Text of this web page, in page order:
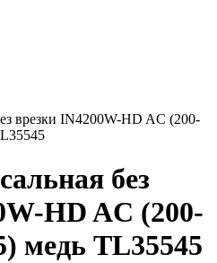
врезки IN4200W-HD AC (200-
без
HD AC (200-
медь TL35545